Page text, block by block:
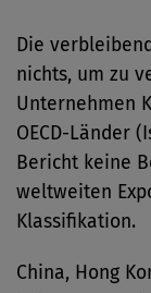
Die
nichts, um zu
Unternehmen
OECD-Länder
Bericht keine
weltweiten
Klassifikation.
China, Hong